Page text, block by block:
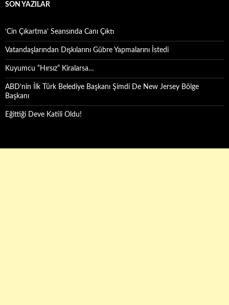
SON YAZILAR
‘Cin Çıkartma’ Seansında Canı Çıktı
Vatandaşlarından Dışkılarını Gübre Yapmalarını İstedi
Kuyumcu “Hırsız” Kiralarsa…
ABD’nin İlk Türk Belediye Başkanı Şimdi De New Jersey Bölge
Başkanı
Eğittiği Deve Katili Oldu!